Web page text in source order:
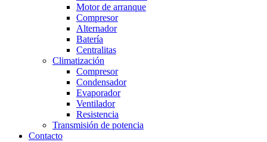
Motor de arranque
Compresor
Alternador
Batería
Centralitas
Climatización
Compresor
Condensador
Evaporador
Ventilador
Resistencia
Transmisión de potencia
Contacto